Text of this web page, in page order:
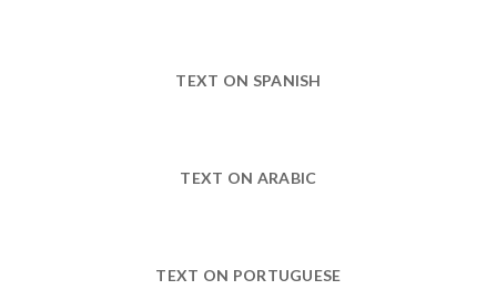
TEXT ON SPANISH
TEXT ON ARABIC
TEXT ON PORTUGUESE